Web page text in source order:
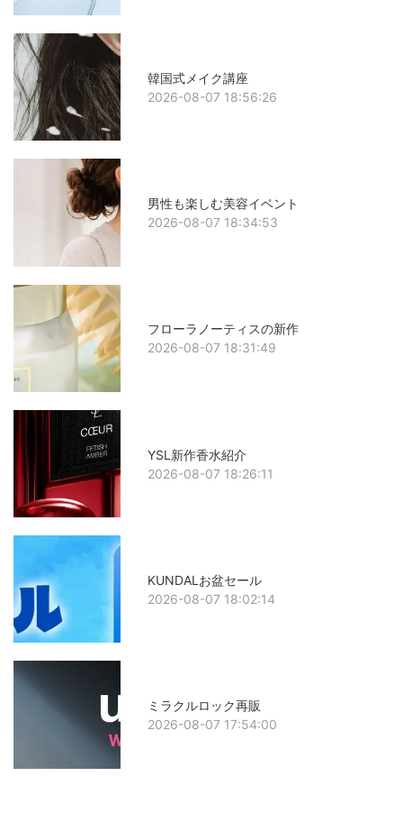
韓国式メイク講座
2026-08-07 18:56:26
男性も楽しむ美容イベント
2026-08-07 18:34:53
フローラノーティスの新作
2026-08-07 18:31:49
YSL新作香水紹介
2026-08-07 18:26:11
KUNDALお盆セール
2026-08-07 18:02:14
ミラクルロック再販
2026-08-07 17:54:00